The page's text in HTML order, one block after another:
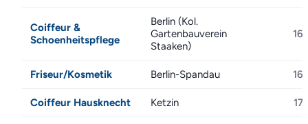
Coiffeur &
Schoenheitspflege
Berlin (Kol.
Gartenbauverein
Staaken)
16
Friseur/Kosmetik Berlin-Spandau 16
Coiffeur Hausknecht Ketzin 17